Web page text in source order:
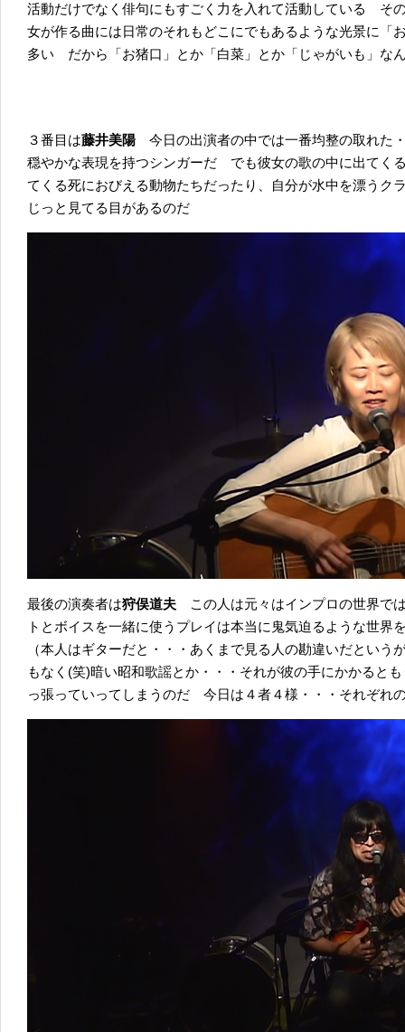
活動だけでなく俳句にもすごく力を入れて活動している そ
女が作る曲には日常のそれもどこにでもあるような光景に「
多い だから「お猪口」とか「白菜」とか「じゃがいも」な
３番目は藤井美陽 今日の出演者の中では一番均整の取れ
穏やかな表現を持つシンガーだ でも彼女の歌の中に出てく
てくる死におびえる動物たちだったり、自分が水中を漂うク
じっと見てる目があるのだ
最後の演奏者は狩俣道夫
この人は元々はインプロの世界で
トとボイスを一緒に使うプレイは本当に鬼気迫るような世
（本人はギターだと・・・あくまで見る人の勘違いだとい
もなく(笑)暗い昭和歌謡とか・・・それが彼の手にかかると
っ張っていってしまうのだ 今日は４者４様・・・それぞれ